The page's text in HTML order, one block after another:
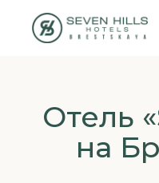
Отель
на